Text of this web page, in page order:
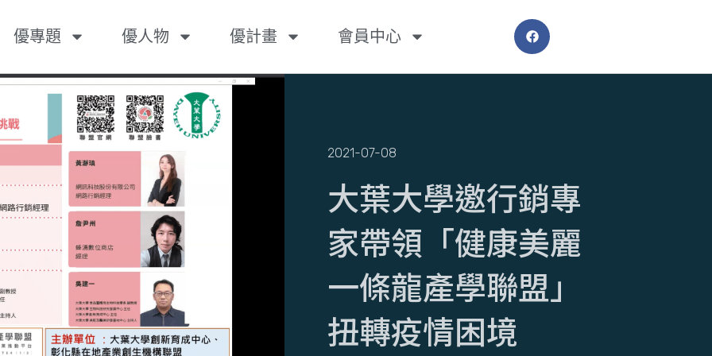
優專題 優人物 優計畫 會員中心
2021-07-08
大葉大學邀行銷專
家帶領「健康美麗
一條龍產學聯盟」
扭轉疫情困境